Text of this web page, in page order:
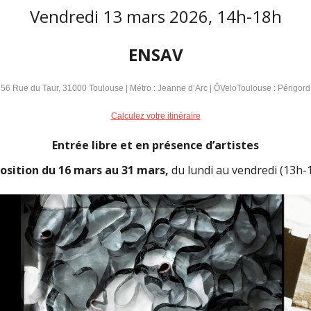
Vendredi 13 mars 2026, 14h-18h
ENSAV
56 Rue du Taur, 31000 Toulouse | Métro : Jeanne d’Arc | ÔVeloToulouse : Périgord
Calculez votre itinéraire
Entrée libre et en présence d’artistes
du 16 mars au 31 mars, du lundi au vendredi (13h-